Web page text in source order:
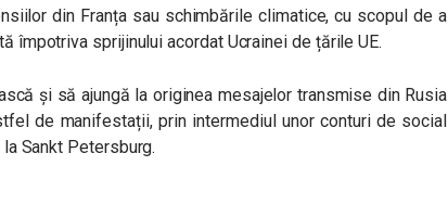
din Franța sau schimbările climatice, cu scopul de a
împotriva sprijinului acordat Ucrainei de țările UE.
și să ajungă la originea mesajelor transmise din Rusia
de manifestații, prin intermediul unor conturi de social
Sankt Petersburg.